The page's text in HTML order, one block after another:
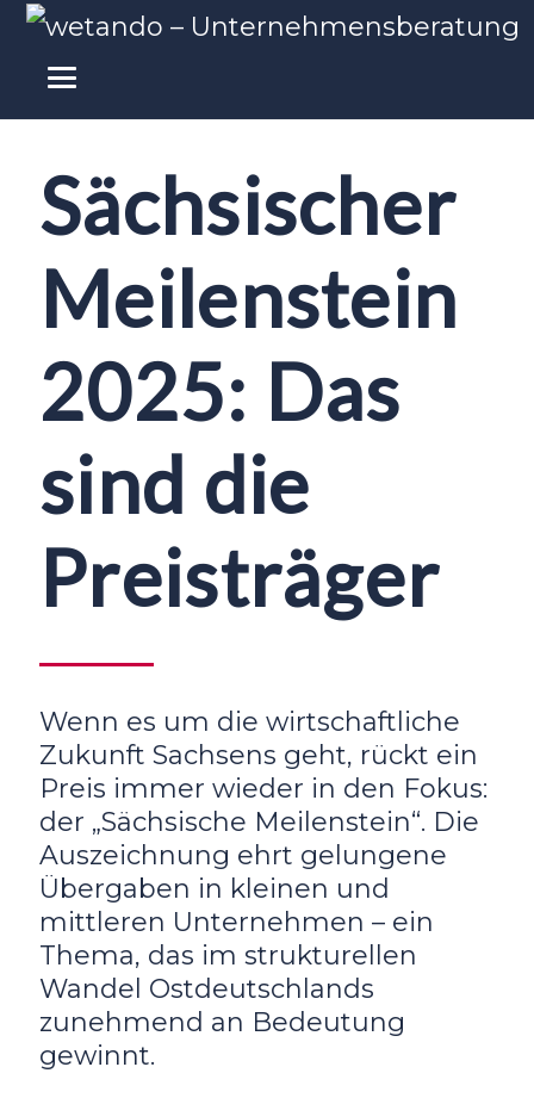
Sächsischer
Meilenstein
2025: Das
sind die
Preisträger
Wenn es um die wirtschaftliche
Zukunft Sachsens geht, rückt ein
Preis immer wieder in den Fokus:
der „Sächsische Meilenstein“. Die
Auszeichnung ehrt gelungene
Übergaben in kleinen und
mittleren Unternehmen – ein
Thema, das im strukturellen
Wandel Ostdeutschlands
zunehmend an Bedeutung
gewinnt.